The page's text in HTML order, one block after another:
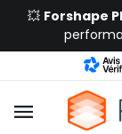
💥 Forshape